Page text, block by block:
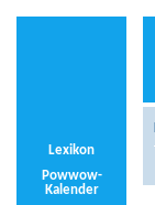
Lexikon
Powwow-
Kalender